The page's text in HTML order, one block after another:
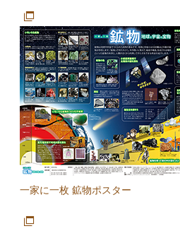
一家に一枚 鉱物ポスター